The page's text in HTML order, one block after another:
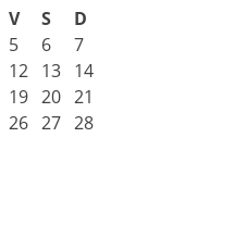
V S
D
5 6
7
12 13 14
19 20 21
26 27 28